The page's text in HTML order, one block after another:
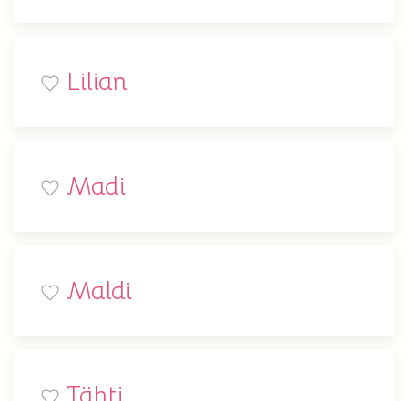
Lilian
Madi
Maldi